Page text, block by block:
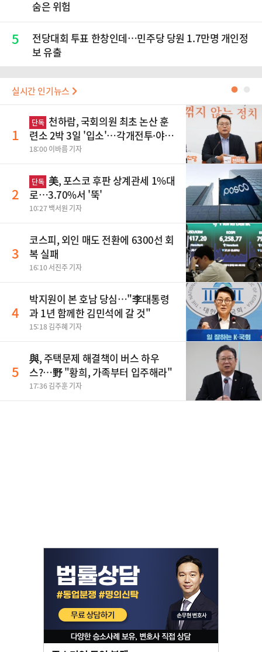
숨은 위험
5
전당대회 투표 한창인데…민주당 당원 1.7만명 개인정
보 유출
실시간 인기뉴스 ●
1
단독 천하람, 국회의원 최초 논산 훈
련소 2박 3일 '입소'…각개전투·야간
행군 한다
18:00 이바름 기자
2
단독 美, 포스코 후판 상계관세 1%대
로…3.70%서 '뚝'
10:27 백서원 기자
3
코스피, 외인 매도 전환에 6300선 회
복 실패
16:10 서진주 기자
4
박지원이 본 호남 당심…"李대통령
과 1년 함께한 김민석에 갈 것"
15:18 김주혜 기자
5
與, 주택문제 해결책이 버스 하우
스?…野 "황희, 가족부터 입주해라"
17:36 김주훈 기자